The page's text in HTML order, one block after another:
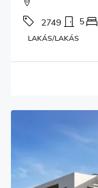
2749 5
LAKÁS/LAKÁS